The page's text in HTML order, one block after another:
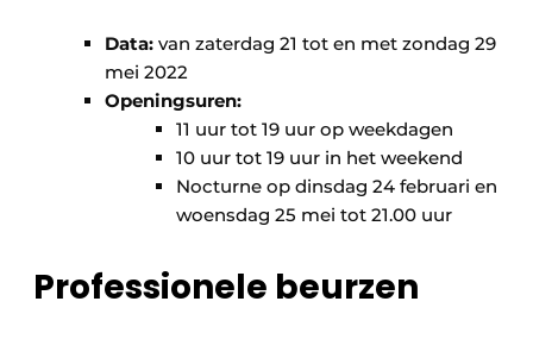
Data: van zaterdag 21 tot en met zondag 29
mei 2022
Openingsuren:
11 uur tot 19 uur op weekdagen
10 uur tot 19 uur in het weekend
Nocturne op dinsdag 24 februari en
woensdag 25 mei tot 21.00 uur
Professionele beurzen